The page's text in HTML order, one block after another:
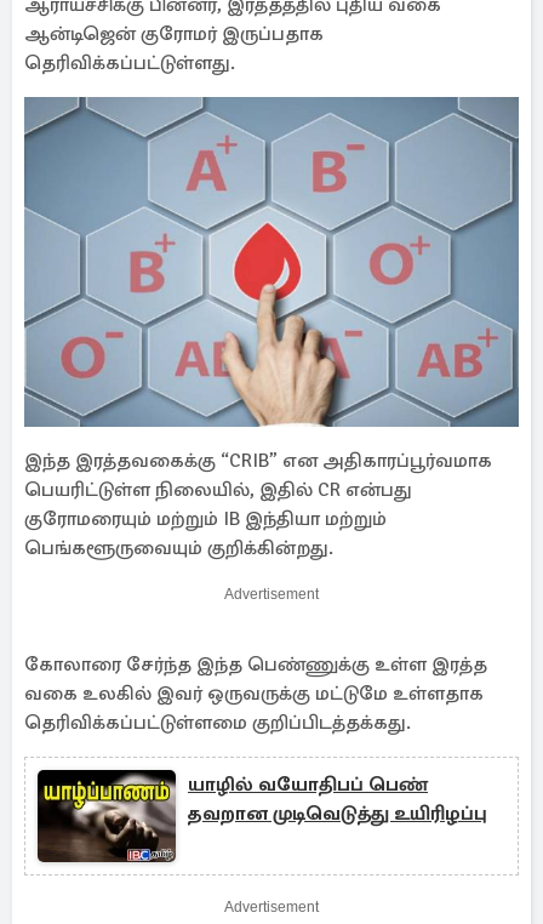
ஆராய்ச்சிக்கு பின்னர், இரத்தத்தில் புதிய வகை
ஆன்டிஜென் குரோமர் இருப்பதாக
தெரிவிக்கப்பட்டுள்ளது.
இந்த இரத்தவகைக்கு “CRIB” என அதிகாரப்பூர்வமாக
பெயரிட்டுள்ள நிலையில், இதில் CR என்பது
குரோமரையும் மற்றும் IB இந்தியா மற்றும்
பெங்களூருவையும் குறிக்கின்றது.
Advertisement
கோலாரை சேர்ந்த இந்த பெண்ணுக்கு உள்ள இரத்த
வகை உலகில் இவர் ஒருவருக்கு மட்டுமே உள்ளதாக
தெரிவிக்கப்பட்டுள்ளமை குறிப்பிடத்தக்கது.
யாழில் வயோதிபப் பெண்
தவறான முடிவெடுத்து உயிரிழப்பு
Advertisement